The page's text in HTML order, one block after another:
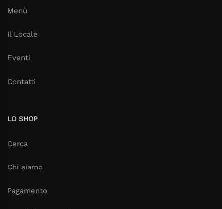
Menù
Il Locale
Eventi
Contatti
LO SHOP
Cerca
Chi siamo
Pagamento